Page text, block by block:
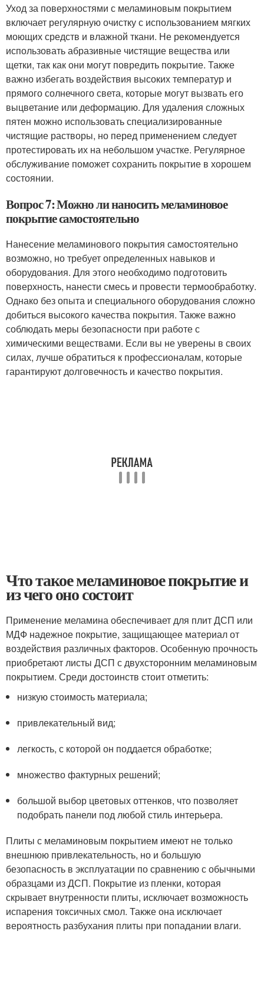
Уход за поверхностями с меламиновым покрытием
включает регулярную очистку с использованием мягких
моющих средств и влажной ткани. Не рекомендуется
использовать абразивные чистящие вещества или
щетки, так как они могут повредить покрытие. Также
важно избегать воздействия высоких температур и
прямого солнечного света, которые могут вызвать его
выцветание или деформацию. Для удаления сложных
пятен можно использовать специализированные
чистящие растворы, но перед применением следует
протестировать их на небольшом участке. Регулярное
обслуживание поможет сохранить покрытие в хорошем
состоянии.
Вопрос 7: Можно ли наносить меламиновое
покрытие самостоятельно
Нанесение меламинового покрытия самостоятельно
возможно, но требует определенных навыков и
оборудования. Для этого необходимо подготовить
поверхность, нанести смесь и провести термообработку.
Однако без опыта и специального оборудования сложно
добиться высокого качества покрытия. Также важно
соблюдать меры безопасности при работе с
химическими веществами. Если вы не уверены в своих
силах, лучше обратиться к профессионалам, которые
гарантируют долговечность и качество покрытия.
Что такое меламиновое покрытие и
из чего оно состоит
Применение меламина обеспечивает для плит ДСП или
МДФ надежное покрытие, защищающее материал от
воздействия различных факторов. Особенную прочность
приобретают листы ДСП с двухсторонним меламиновым
покрытием. Среди достоинств стоит отметить:
низкую стоимость материала;
привлекательный вид;
легкость, с которой он поддается обработке;
множество фактурных решений;
большой выбор цветовых оттенков, что позволяет
подобрать панели под любой стиль интерьера.
Плиты с меламиновым покрытием имеют не только
внешнюю привлекательность, но и большую
безопасность в эксплуатации по сравнению с обычными
образцами из ДСП. Покрытие из пленки, которая
скрывает внутренности плиты, исключает возможность
испарения токсичных смол. Также она исключает
вероятность разбухания плиты при попадании влаги.